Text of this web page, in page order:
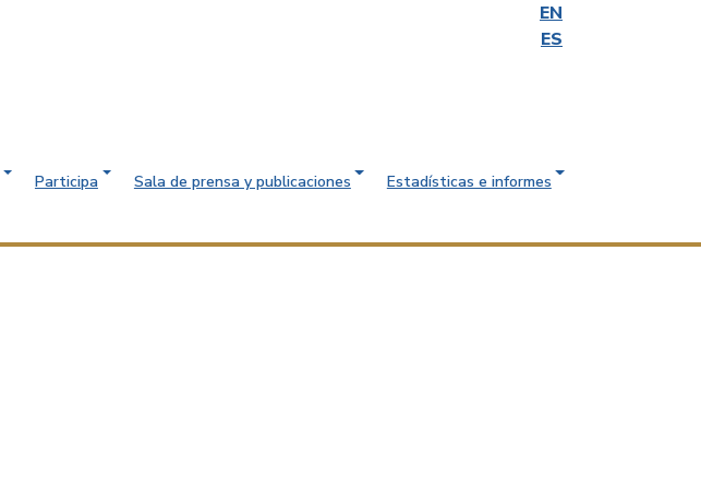
EN
ES
Participa Sala de prensa y publicaciones
Estadísticas e informes